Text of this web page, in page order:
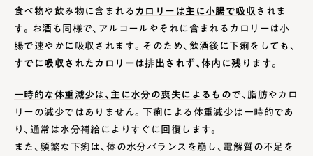
食べ物や飲み物に含まれるカロリーは主に小腸で吸収されま
す。お酒も同様で、アルコールやそれに含まれるカロリーは小
腸で速やかに吸収されます。そのため、飲酒後に下痢をしても、
すでに吸収されたカロリーは排出されず、体内に残ります。
一時的な体重減少は、主に水分の喪失によるもので、脂肪やカロ
リーの減少ではありません。下痢による体重減少は一時的であ
り、通常は水分補給によりすぐに回復します。
また、頻繁な下痢は、体の水分バランスを崩し、電解質の不足を